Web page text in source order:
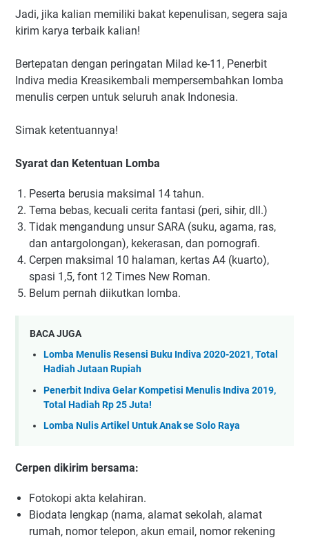
Jadi, jika kalian memiliki bakat kepenulisan, segera saja
kirim karya terbaik kalian!
Bertepatan dengan peringatan Milad ke-11, Penerbit
Indiva media Kreasikembali mempersembahkan lomba
menulis cerpen untuk seluruh anak Indonesia.
Simak ketentuannya!
Syarat dan Ketentuan Lomba
Peserta berusia maksimal 14 tahun.
Tema bebas, kecuali cerita fantasi (peri, sihir, dll.)
Tidak mengandung unsur SARA (suku, agama, ras,
dan antargolongan), kekerasan, dan pornografi.
Cerpen maksimal 10 halaman, kertas A4 (kuarto),
spasi 1,5, font 12 Times New Roman.
Belum pernah diikutkan lomba.
BACA JUGA
Lomba Menulis Resensi Buku Indiva 2020-2021, Total
Hadiah Jutaan Rupiah
Penerbit Indiva Gelar Kompetisi Menulis Indiva 2019,
Total Hadiah Rp 25 Juta!
Lomba Nulis Artikel Untuk Anak se Solo Raya
Cerpen dikirim bersama:
Fotokopi akta kelahiran.
Biodata lengkap (nama, alamat sekolah, alamat
rumah, nomor telepon, akun email, nomor rekening